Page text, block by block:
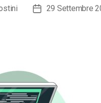
Data29 Settembre